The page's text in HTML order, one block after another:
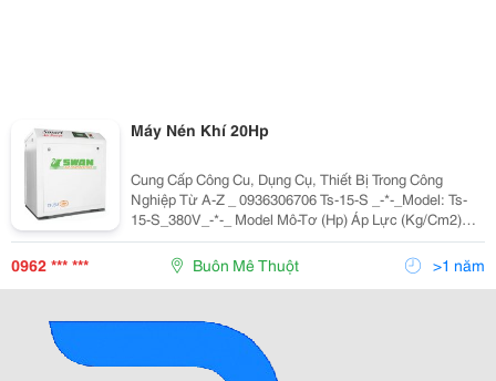
Máy Nén Khí 20Hp
Cung Cấp Công Cu, Dụng Cụ, Thiết Bị Trong Công
Nghiệp Từ A-Z _ 0936306706 Ts-15-S _-*-_Model: Ts-
15-S_380V_-*-_ Model Mô-Tơ (Hp) Áp Lực (Kg/Cm2)
Lưu Lượng (M3/Min) Kích Thước D*R*C(Mm) Trọng
Lượng (Kg) Ốn
0962 *** *** Buôn Mê Thuột >1 năm